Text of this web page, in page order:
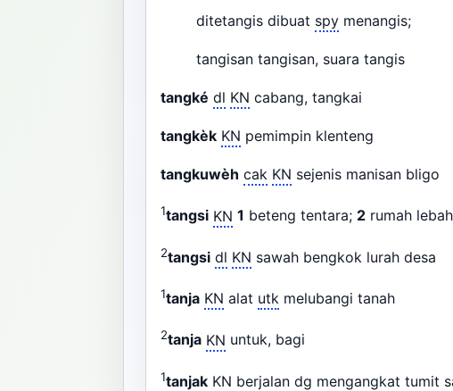
ditetangis dibuat spy menangis;
tangisan tangisan, suara tangis
tangké dl KN cabang, tangkai
tangkèk KN pemimpin klenteng
tangkuwèh cak KN sejenis manisan bligo
1tangsi KN 1 beteng tentara; 2 rumah
2tangsi dl KN sawah bengkok lurah desa
1tanja KN alat utk melubangi tanah
2tanja KN untuk, bagi
1tanjak KN berjalan dg mengangkat tumit